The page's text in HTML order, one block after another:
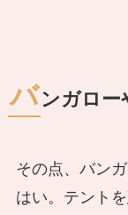
バンガロー
その点、バン
はい。テント